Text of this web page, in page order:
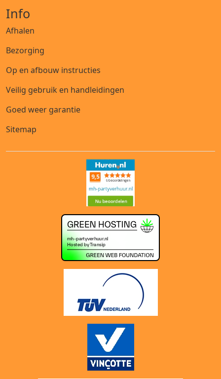
Info
Afhalen
Bezorging
Op en afbouw instructies
Veilig gebruik en handleidingen
Goed weer garantie
Sitemap